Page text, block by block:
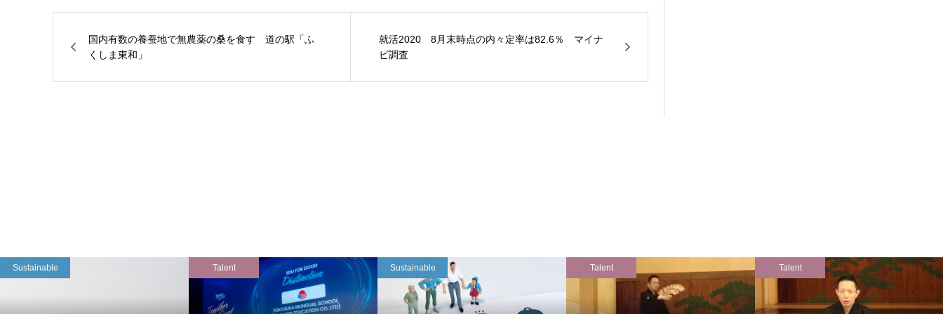
国内有数の養蚕地で無農薬の桑を食す 道の駅「ふ
くしま東和」
就活2020 8月末時点の内々定率は82.6％ マイナ
ビ調査
Sustainable Talent Sustainable Talent Talent